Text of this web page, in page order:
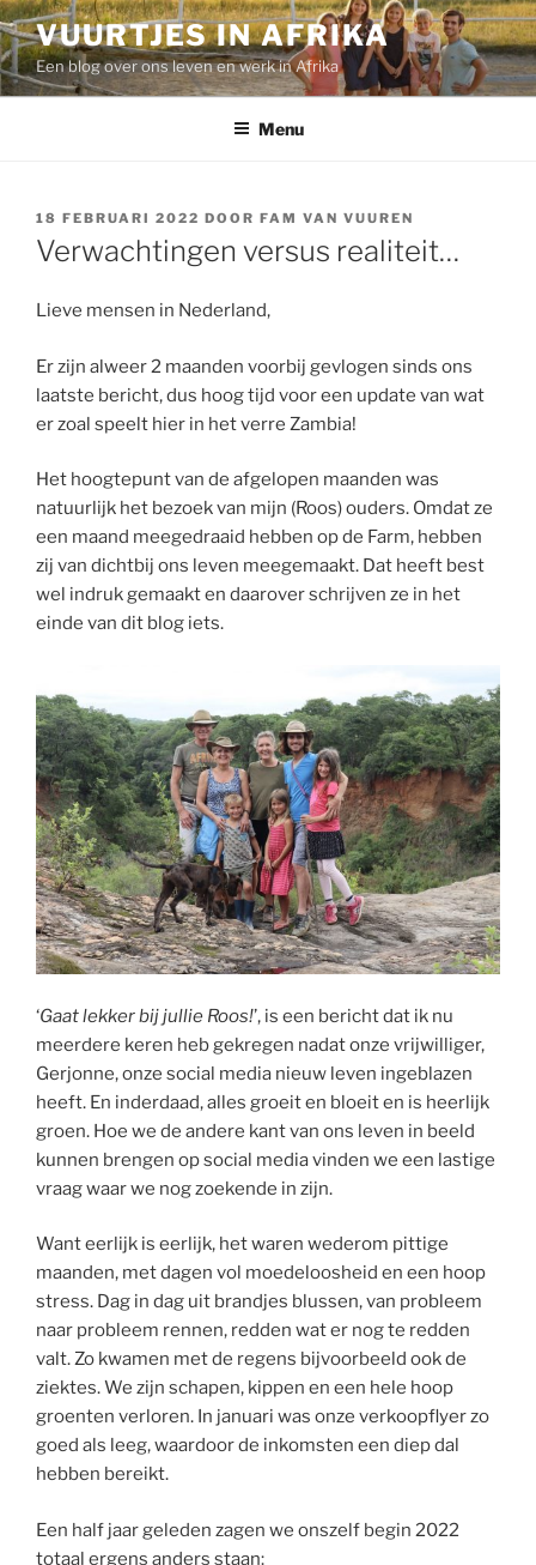
Ga
naar
de
inhoud
VUURTJES IN AFRIKA
Een blog over ons leven en werk in Afrika
Menu
GEPLAATST
OP
18 FEBRUARI 2022 DOOR FAM VAN VUUREN
Verwachtingen versus realiteit…
Lieve mensen in Nederland,
Er zijn alweer 2 maanden voorbij gevlogen sinds ons
laatste bericht, dus hoog tijd voor een update van wat
er zoal speelt hier in het verre Zambia!
Het hoogtepunt van de afgelopen maanden was
natuurlijk het bezoek van mijn (Roos) ouders. Omdat ze
een maand meegedraaid hebben op de Farm, hebben
zij van dichtbij ons leven meegemaakt. Dat heeft best
wel indruk gemaakt en daarover schrijven ze in het
einde van dit blog iets.
‘Gaat lekker bij jullie Roos!’, is een bericht dat ik nu
meerdere keren heb gekregen nadat onze vrijwilliger,
Gerjonne, onze social media nieuw leven ingeblazen
heeft. En inderdaad, alles groeit en bloeit en is heerlijk
groen. Hoe we de andere kant van ons leven in beeld
kunnen brengen op social media vinden we een lastige
vraag waar we nog zoekende in zijn.
Want eerlijk is eerlijk, het waren wederom pittige
maanden, met dagen vol moedeloosheid en een hoop
stress. Dag in dag uit brandjes blussen, van probleem
naar probleem rennen, redden wat er nog te redden
valt. Zo kwamen met de regens bijvoorbeeld ook de
ziektes. We zijn schapen, kippen en een hele hoop
groenten verloren. In januari was onze verkoopflyer zo
goed als leeg, waardoor de inkomsten een diep dal
hebben bereikt.
Een half jaar geleden zagen we onszelf begin 2022
totaal ergens anders staan: